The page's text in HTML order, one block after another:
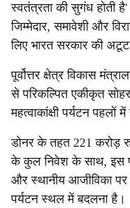
स्वतंत्रता की सुगंध होती
जिम्मेदार, समावेशी और
लिए भारत सरकार की अटूट
पूर्वोत्तर क्षेत्र विकास
से परिकल्पित एकीकृत
महत्वाकांक्षी पर्यटन पहलों
डोनर के तहत 221 करोड़
के कुल निवेश के साथ, इस
और स्थानीय आजीविका
पर्यटन स्थल में बदलना है।